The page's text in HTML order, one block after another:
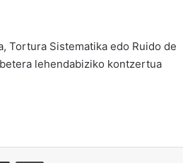
Tortura Sistematika edo Ruido de
lehendabiziko kontzertua